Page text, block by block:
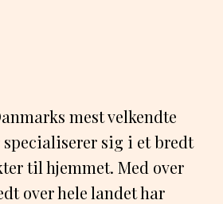
mest velkendte
sig i et bredt
til hjemmet. Med over
over hele landet har